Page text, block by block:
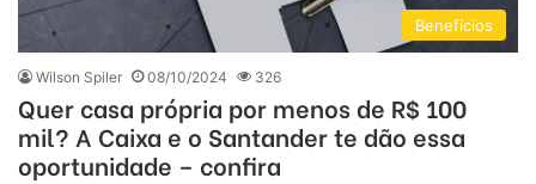
Benefícios
Wilson Spiler 08/10/2024 326
Quer casa própria por menos de R$ 100
mil? A Caixa e o Santander te dão essa
oportunidade – confira